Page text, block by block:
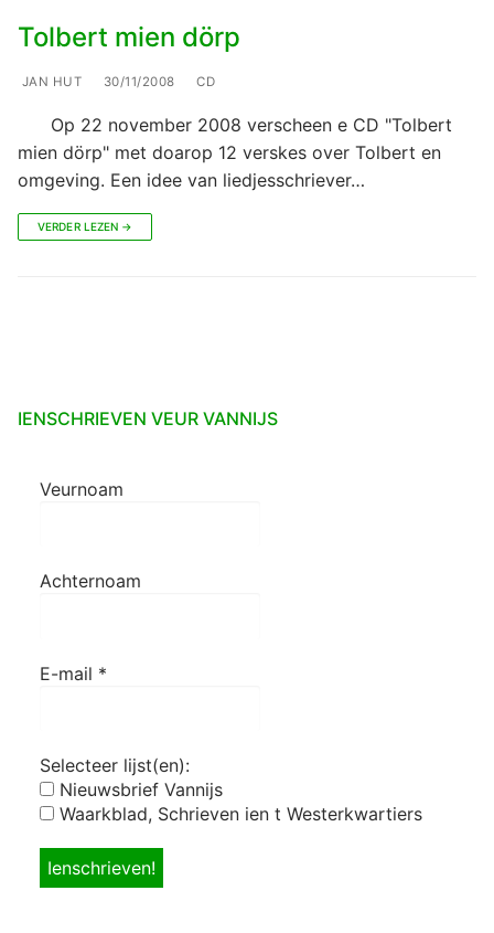
Tolbert mien dörp
JAN HUT 30/11/2008 CD
Op 22 november 2008 verscheen e CD "Tolbert
mien dörp" met doarop 12 verskes over Tolbert en
omgeving. Een idee van liedjesschriever…
VERDER LEZEN →
IENSCHRIEVEN VEUR VANNIJS
Veurnoam
Achternoam
E-mail *
Selecteer lijst(en):
Nieuwsbrief Vannijs
Waarkblad, Schrieven ien t Westerkwartiers